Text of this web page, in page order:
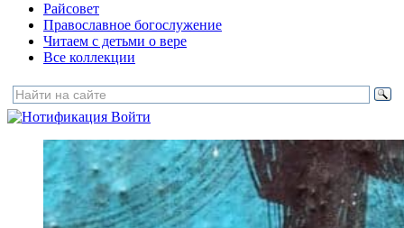
Райсовет
Православное богослужение
Читаем с детьми о вере
Все коллекции
Войти